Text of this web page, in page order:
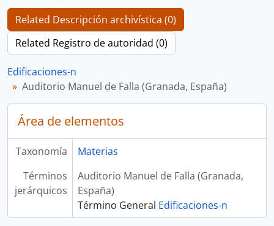
Related Descripción archivística (0)
Related Registro de autoridad (0)
Edificaciones-n
Auditorio Manuel de Falla (Granada, España)
Área de elementos
Taxonomía
Materias
Términos
jerárquicos
Auditorio Manuel de Falla (Granada,
España)
Término General Edificaciones-n